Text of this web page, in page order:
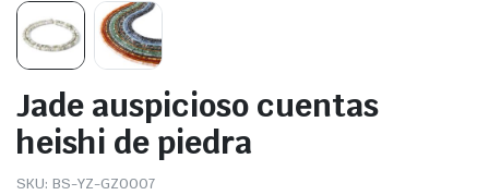
Jade auspicioso cuentas
heishi de piedra
SKU: BS-YZ-GZ0007